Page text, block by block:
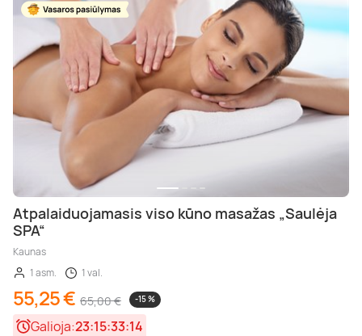
Poilsis dvaruose ir pilyse
Masažų kompleksai
Kitos vandens pramogos
Atpalaiduojamasis viso kūno masažas „Saulėja
SPA“
Kaunas
1 asm.
1 val.
55,25 € 65,00 € -15 %
Galioja:23:15:33:13